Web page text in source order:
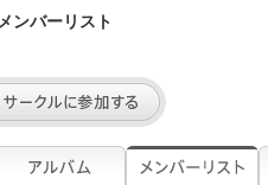
メンバーリスト